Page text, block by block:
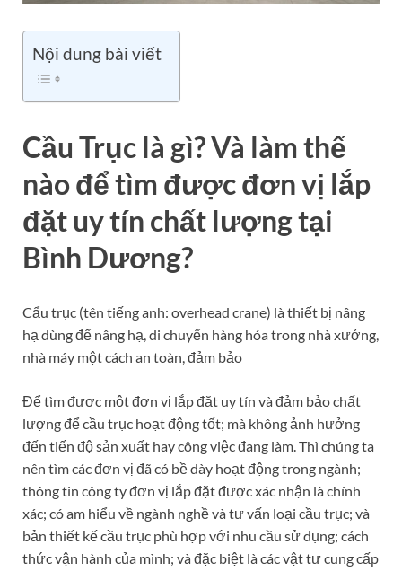
Nội dung bài viết
Cầu Trục là gì? Và làm thế
nào để tìm được đơn vị lắp
đặt uy tín chất lượng tại
Bình Dương?
Cẩu trục (tên tiếng anh: overhead crane) là thiết bị nâng
hạ dùng để nâng hạ, di chuyển hàng hóa trong nhà xưởng,
nhà máy một cách an toàn, đảm bảo
Để tìm được một đơn vị lắp đặt uy tín và đảm bảo chất
lượng để cầu trục hoạt động tốt; mà không ảnh hưởng
đến tiến độ sản xuất hay công việc đang làm. Thì chúng ta
nên tìm các đơn vị đã có bề dày hoạt động trong ngành;
thông tin công ty đơn vị lắp đặt được xác nhận là chính
xác; có am hiểu về ngành nghề và tư vấn loại cầu trục; và
bản thiết kế cầu trục phù hợp với nhu cầu sử dụng; cách
thức vận hành của mình; và đặc biệt là các vật tư cung cấp